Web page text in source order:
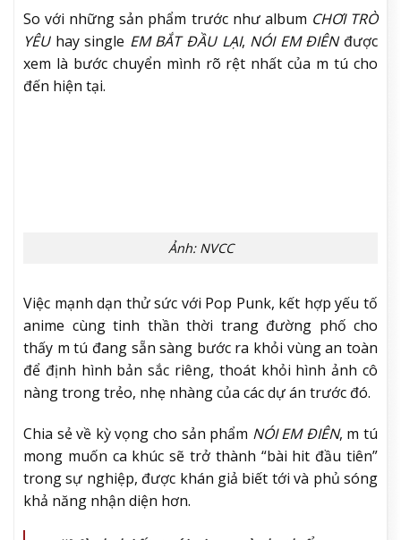
Ngoài Liu Grace, những nhân vật còn lại góp mặt trong
MV NÓI EM ĐIÊN lần này đều là những người bạn thân